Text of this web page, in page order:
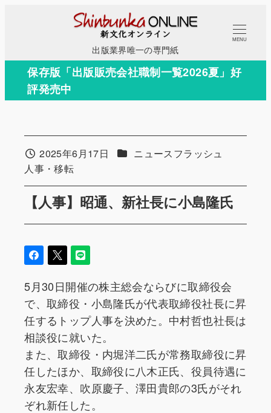
コ
テ
出版業界唯一の専門紙
MENU
保存版「出版販売会社職制一覧2026夏」好
評発売中
【人事】昭通、新社長に小島隆氏
投稿日2025年6月17日 カテゴリー
ニュースフラッシュ
カテゴリー
人事・移転
5月30日開催の株主総会ならびに取締役会
で、取締役・小島隆氏が代表取締役社長に昇
任するトップ人事を決めた。中村哲也社長は
相談役に就いた。
また、取締役・内堀洋二氏が常務取締役に昇
任したほか、取締役に八木正氏、役員待遇に
永友宏幸、吹原慶子、澤田貴郎の3氏がそれ
ぞれ新任した。